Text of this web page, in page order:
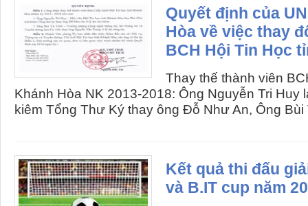
Quyết định của
Hòa về việc thay
BCH Hội Tin Học
Thay thế thành viên
Khánh Hòa NK 2013-2018: Ông Nguyễn Tri Huy
kiêm Tổng Thư Ký thay ông Đỗ Như An, Ông Bùi
Kết quả thi đấu
và B.IT cup năm